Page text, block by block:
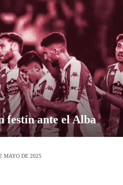
festín ante el Alba
MAYO DE 2025